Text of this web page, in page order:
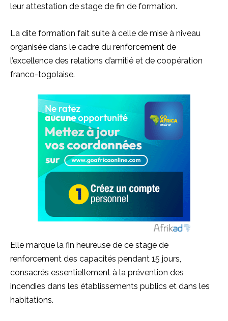
leur attestation de stage de fin de formation.
La dite formation fait suite à celle de mise à niveau
organisée dans le cadre du renforcement de
l’excellence des relations d’amitié et de coopération
franco-togolaise.
Elle marque la fin heureuse de ce stage de
renforcement des capacités pendant 15 jours,
consacrés essentiellement à la prévention des
incendies dans les établissements publics et dans les
habitations.